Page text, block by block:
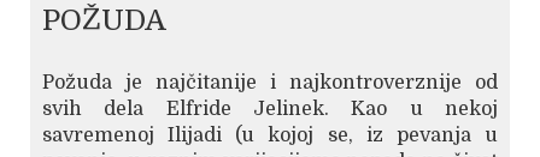
POŽUDA
Požuda je najčitanije i najkontroverznije od
svih dela Elfride Jelinek. Kao u nekoj
savremenoj Ilijadi (u kojoj se, iz pevanja u